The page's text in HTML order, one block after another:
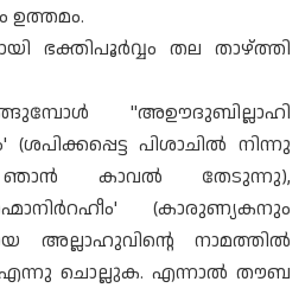
ഉത്തമം.
ഭക്തിപൂർവ്വം തല താഴ്ത്തി
"അഊദുബില്ലാഹി
(ശപിക്കപ്പെട്ട പിശാചിൽ നിന്നു
ഞാൻ കാവൽ തേടുന്നു),
(കാരുണ്യകനും
അല്ലാഹുവിന്റെ നാമത്തിൽ
ചൊല്ലുക. എന്നാൽ തൗബ